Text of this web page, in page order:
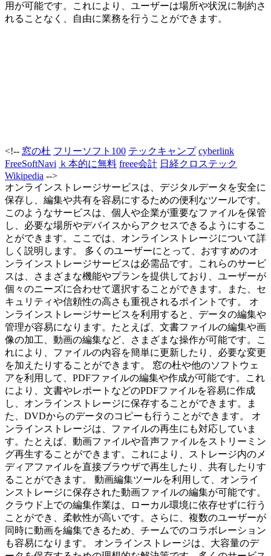
用が可能です。これにより、ユーザーは場所や状況に制約さ
れることなく、自由に業務を行うことができます。
<!-- 窓の杜 フリーソフト100 テックキャンプ cyberlink
FreeSoftNavi ｋ本的に無料 freee会計 日経クロステック
Wikipedia -->
オンラインストレージサービスは、デジタルデータを安全に
保存し、編集や共有を容易にするための便利なツールです。
このようなサービスは、個人や企業が重要なファイルを保管
し、必要な場所やデバイスからアクセスできるようにするこ
とができます。ここでは、オンラインストレージについて詳
しく説明します。 多くのユーザーにとって、おすすめのオ
ンラインストレージサービスは必需品です。これらのサービ
スは、さまざまな機能やプランを提供しており、ユーザーが
個々のニーズに合わせて選択することができます。また、セ
キュリティや信頼性の高さも重視されるポイントです。 オ
ンラインストレージサービスを利用すると、データの編集や
管理が容易になります。たとえば、文書ファイルの編集や画
像の加工、動画の編集など、さまざまな操作が可能です。こ
れにより、ファイルの内容を簡単に更新したり、必要な変更
を加えたりすることができます。 窓の杜や他のソフトウェ
アを利用して、PDFファイルの編集や作成が可能です。これ
により、文書やレポートなどのPDFファイルを容易に作成
し、オンラインストレージに保存することができます。ま
た、DVDからのデータのコピーも行うことができます。 オ
ンラインストレージは、ファイルの再生にも対応していま
す。たとえば、動画ファイルや音声ファイルをストリーミン
グ再生することができます。これにより、ストレージ内のメ
ディアファイルを直接ブラウザで再生したり、共有したりす
ることができます。 動画編集ツールを利用して、オンライ
ンストレージに保存された動画ファイルの編集が可能です。
クラウド上での編集作業は、ローカル環境に依存せずに行う
ことができ、柔軟性が高いです。さらに、複数のユーザーが
同時に動画を編集できるため、チームでのコラボレーション
も容易になります。 オンラインストレージは、大容量のデ